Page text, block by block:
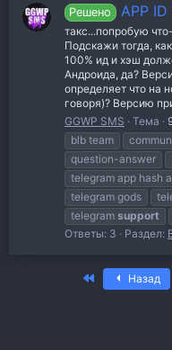
Решено APP
такс...попробую
Подскажи тогда,
100% ид и хэш
Андроида, да?
определяет что на
говоря)? Версию
GGWP SMS
Тема
blb team
question-answer
telegram app hash
telegram gods
telegram support
Ответы: 3
Раздел:
ПервыйНазад